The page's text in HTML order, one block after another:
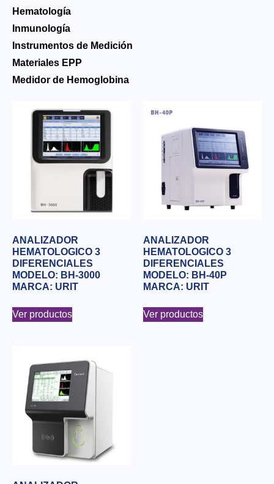
Hematología
Inmunología
Instrumentos de Medición
Materiales EPP
Medidor de Hemoglobina
ANALIZADOR
HEMATOLOGICO 3
DIFERENCIALES
MODELO: BH-3000
MARCA: URIT
Ver productos
ANALIZADOR
HEMATOLOGICO 3
DIFERENCIALES
MODELO: BH-40P
MARCA: URIT
Ver productos